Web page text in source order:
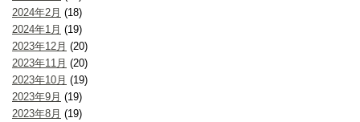
2024年2月 (18)
2024年1月 (19)
2023年12月 (20)
2023年11月 (20)
2023年10月 (19)
2023年9月 (19)
2023年8月 (19)